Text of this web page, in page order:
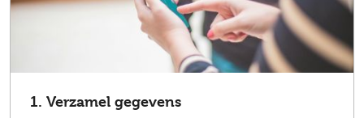
1. Verzamel gegevens